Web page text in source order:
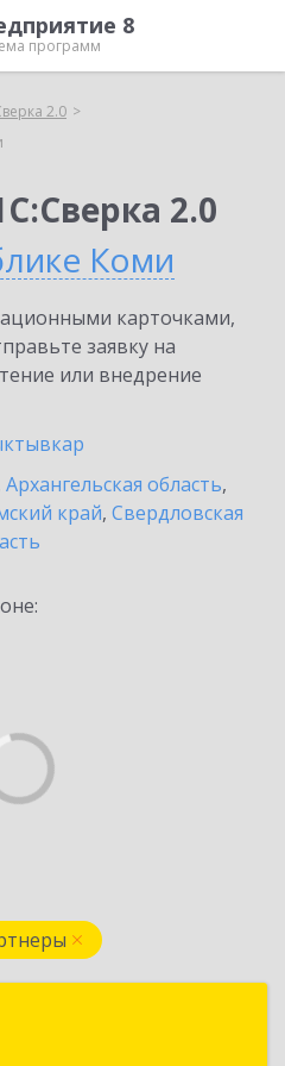
8
программ
2.0
2.0
Коми
карточками,
заявку на
или внедрение
Архангельская область,
край, Свердловская